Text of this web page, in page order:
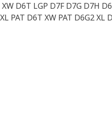
D6T LGP D7F D7G D7H
PAT D6T XW PAT D6G2